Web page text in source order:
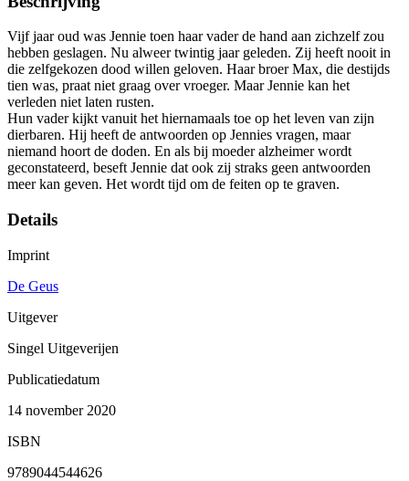
Vijf jaar oud was Jennie toen haar vader de hand aan zichzelf zou
hebben geslagen. Nu alweer twintig jaar geleden. Zij heeft nooit in
die zelfgekozen dood willen geloven. Haar broer Max, die destijds
tien was, praat niet graag over vroeger. Maar Jennie kan het
verleden niet laten rusten.
Hun vader kijkt vanuit het hiernamaals toe op het leven van zijn
dierbaren. Hij heeft de antwoorden op Jennies vragen, maar
niemand hoort de doden. En als bij moeder alzheimer wordt
geconstateerd, beseft Jennie dat ook zij straks geen antwoorden
meer kan geven. Het wordt tijd om de feiten op te graven.
Details
Imprint
De Geus
Uitgever
Singel Uitgeverijen
Publicatiedatum
14 november 2020
ISBN
9789044544626